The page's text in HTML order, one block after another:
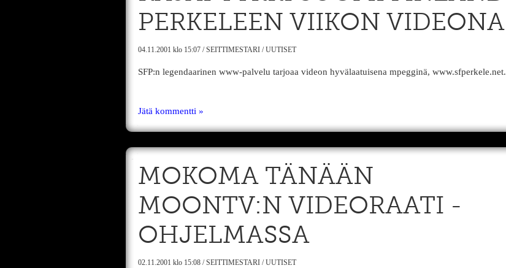
PERKELEEN VIIKON VIDEONA
04.11.2001 klo 15:07 /SEITTIMESTARI /UUTISET
SFP:n legendaarinen www-palvelu tarjoaa videon hyvälaatuisena mpegginä, www.sfperkele.net.
Jätä kommentti »
MOKOMA TÄNÄÄN
MOONTV:N VIDEORAATI -
OHJELMASSA
02.11.2001 klo 15:08 /SEITTIMESTARI /UUTISET